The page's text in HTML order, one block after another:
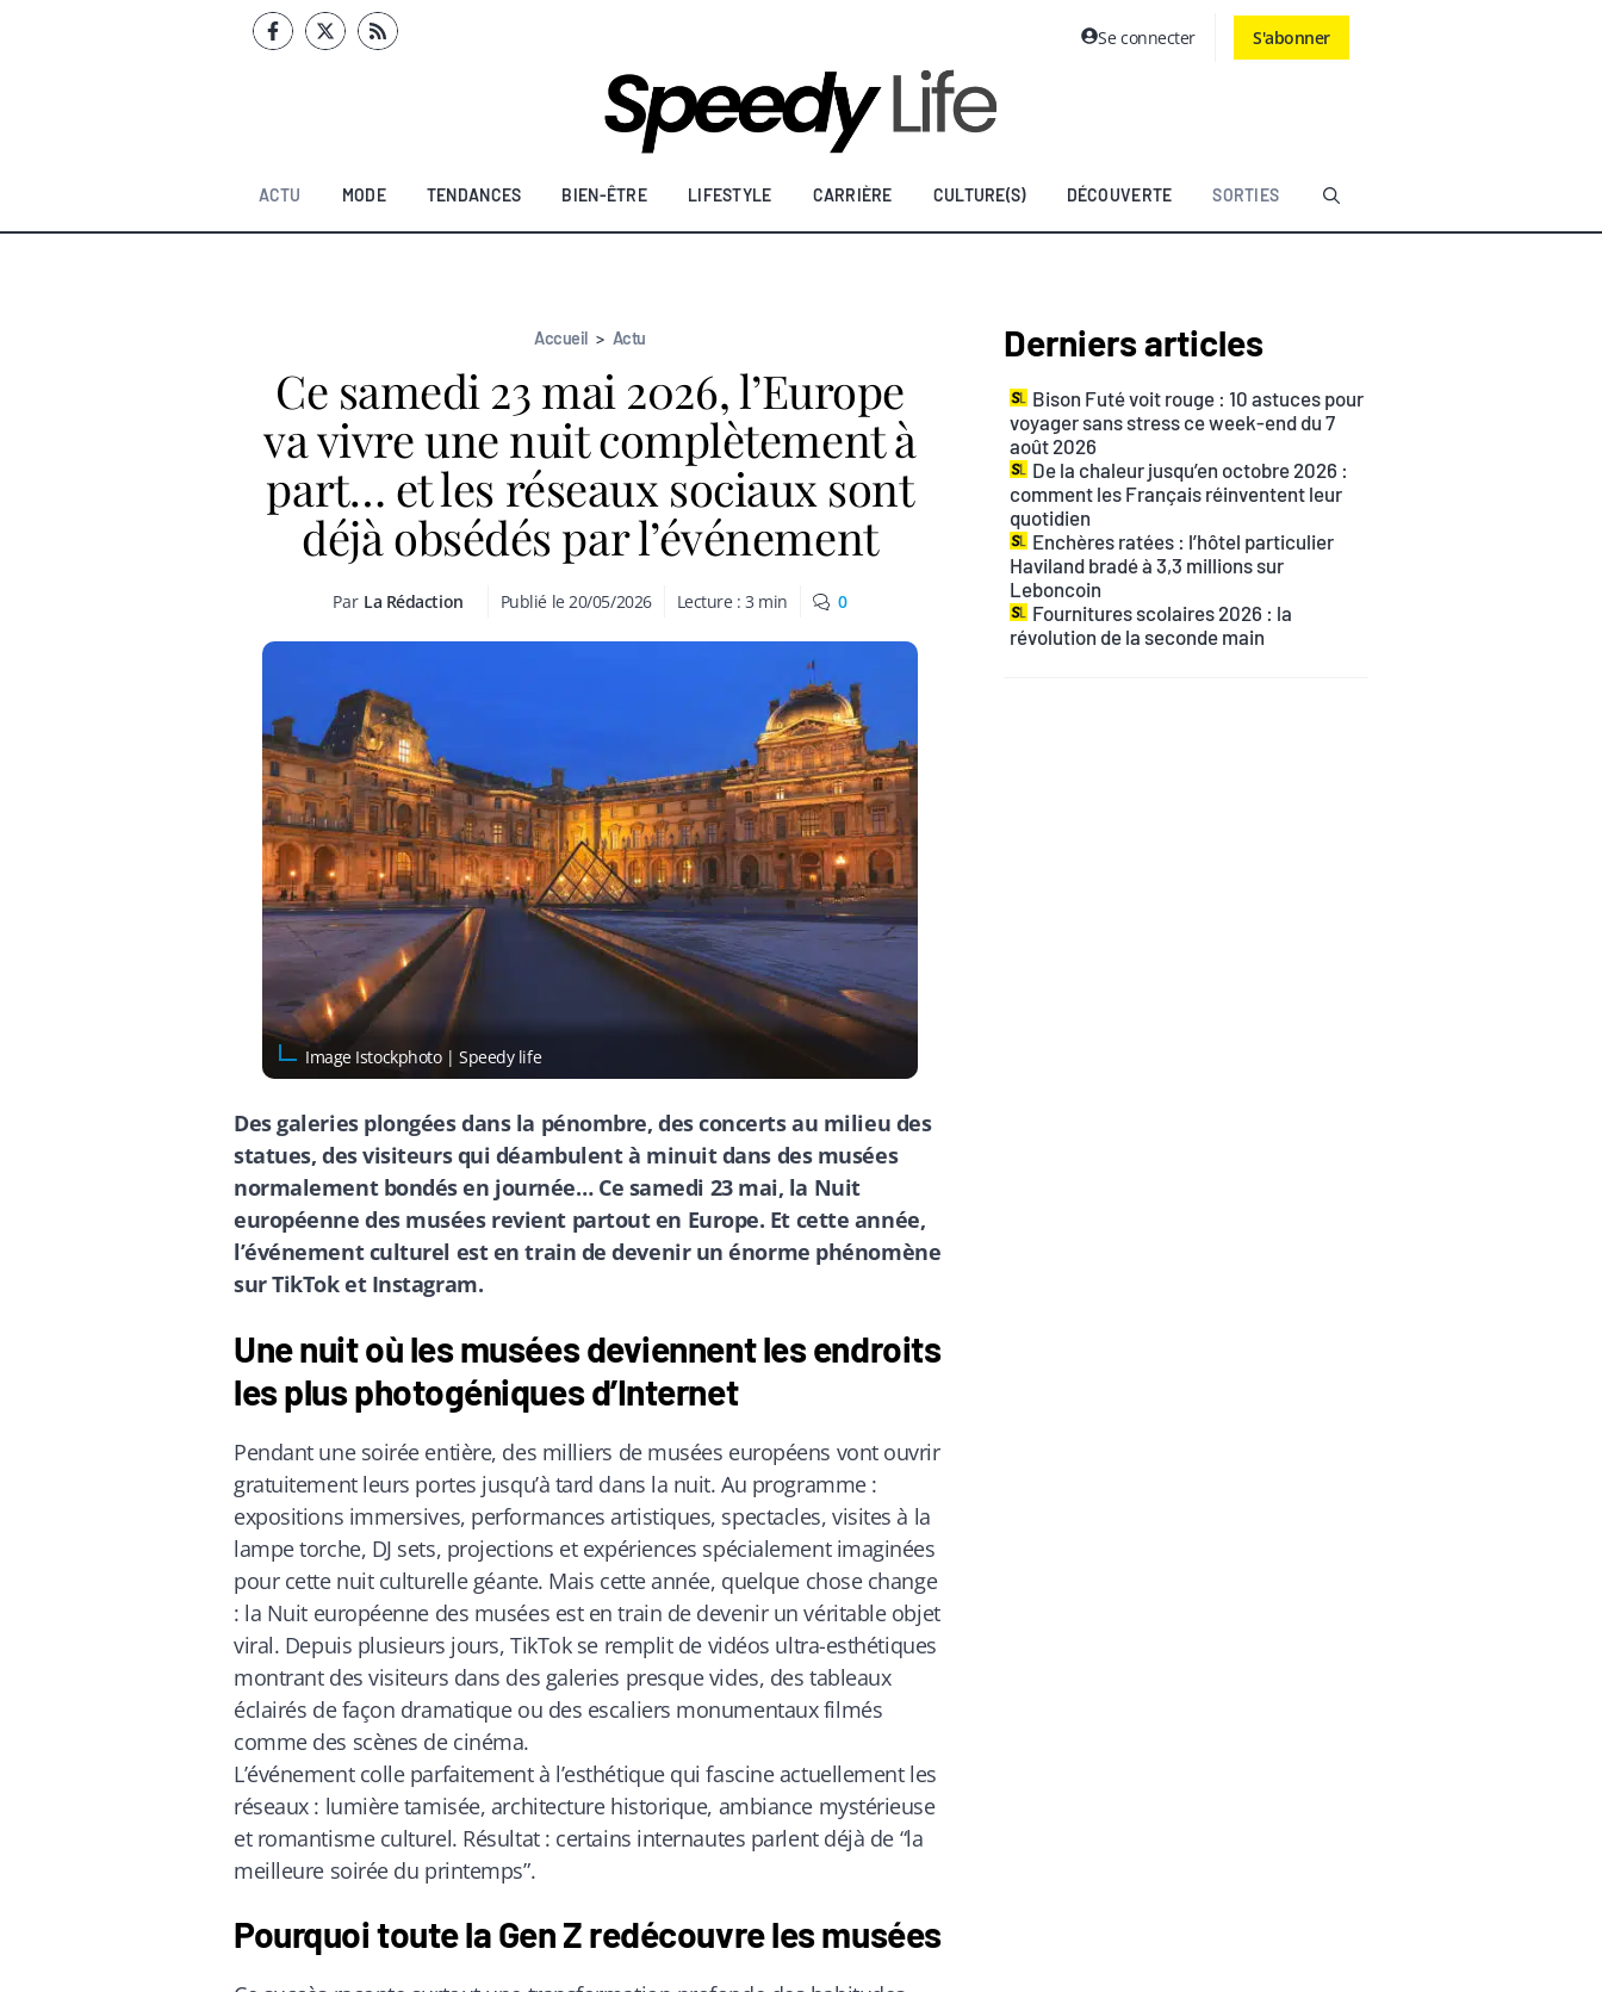
Se connecter S'abonner
ACTU MODE TENDANCES BIEN-ÊTRE LIFESTYLE CARRIÈRE CULTURE(S) DÉCOUVERTE SORTIES
Accueil > Actu
Ce samedi 23 mai 2026, l’Europe
va vivre une nuit complètement à
part… et les réseaux sociaux sont
déjà obsédés par l’événement
Par La Rédaction Publié le20/05/2026 Lecture :3 min 0
Image Istockphoto | Speedy life
Des galeries plongées dans la pénombre, des concerts au milieu des
statues, des visiteurs qui déambulent à minuit dans des musées
normalement bondés en journée… Ce samedi 23 mai, la Nuit
européenne des musées revient partout en Europe. Et cette année,
l’événement culturel est en train de devenir un énorme phénomène
sur TikTok et Instagram.
Une nuit où les musées deviennent les endroits
les plus photogéniques d’Internet
Pendant une soirée entière, des milliers de musées européens vont ouvrir
gratuitement leurs portes jusqu’à tard dans la nuit. Au programme :
expositions immersives, performances artistiques, spectacles, visites à la
lampe torche, DJ sets, projections et expériences spécialement imaginées
pour cette nuit culturelle géante. Mais cette année, quelque chose change
: la Nuit européenne des musées est en train de devenir un véritable objet
viral. Depuis plusieurs jours, TikTok se remplit de vidéos ultra-esthétiques
montrant des visiteurs dans des galeries presque vides, des tableaux
éclairés de façon dramatique ou des escaliers monumentaux filmés
comme des scènes de cinéma.
L’événement colle parfaitement à l’esthétique qui fascine actuellement les
réseaux : lumière tamisée, architecture historique, ambiance mystérieuse
et romantisme culturel. Résultat : certains internautes parlent déjà de “la
meilleure soirée du printemps”.
Pourquoi toute la Gen Z redécouvre les musées
Derniers articles
Bison Futé voit rouge : 10 astuces pour
voyager sans stress ce week-end du 7
août 2026
De la chaleur jusqu’en octobre 2026 :
comment les Français réinventent leur
quotidien
Enchères ratées : l’hôtel particulier
Haviland bradé à 3,3 millions sur
Leboncoin
Fournitures scolaires 2026 : la
révolution de la seconde main